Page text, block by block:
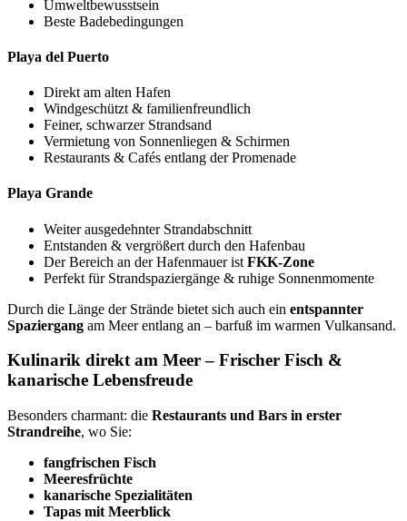
Umweltbewusstsein
Beste Badebedingungen
Playa del Puerto
Direkt am alten Hafen
Windgeschützt & familienfreundlich
Feiner, schwarzer Strandsand
Vermietung von Sonnenliegen & Schirmen
Restaurants & Cafés entlang der Promenade
Playa Grande
Weiter ausgedehnter Strandabschnitt
Entstanden & vergrößert durch den Hafenbau
Der Bereich an der Hafenmauer ist FKK-Zone
Perfekt für Strandspaziergänge & ruhige Sonnenmomente
Durch die Länge der Strände bietet sich auch ein entspannter
Spaziergang am Meer entlang an – barfuß im warmen Vulkansand.
Kulinarik direkt am Meer – Frischer Fisch &
kanarische Lebensfreude
Besonders charmant: die Restaurants und Bars in erster
Strandreihe, wo Sie:
fangfrischen Fisch
Meeresfrüchte
kanarische Spezialitäten
Tapas mit Meerblick